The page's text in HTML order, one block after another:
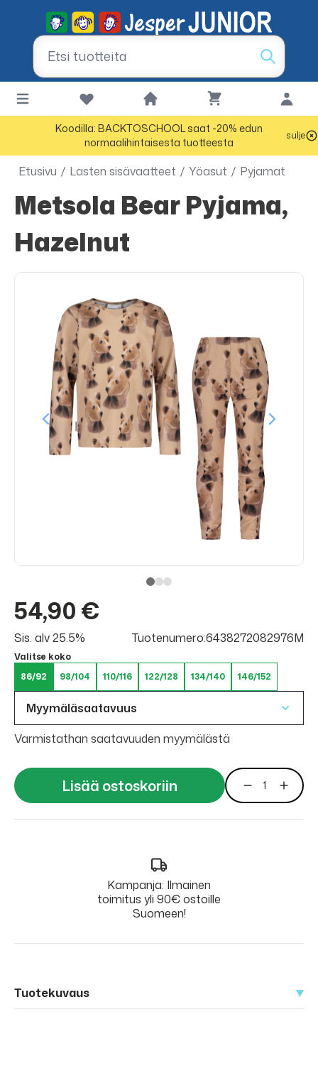
Koodilla: BACKTOSCHOOL saat -20% edun
normaalihintaisesta tuotteesta
sulje
Etusivu / Lasten sisävaatteet / Yöasut / Pyjamat
Metsola Bear Pyjama,
Hazelnut
54,90 €
Sis. alv 25.5% Tuotenumero:6438272082976M
Valitse koko
86/92
98/104 110/116 122/128 134/140 146/152
Myymäläsaatavuus
Varmistathan saatavuuden myymälästä
Lisää ostoskoriin
Kampanja: Ilmainen
toimitus yli 90€ ostoille
Suomeen!
Tuotekuvaus